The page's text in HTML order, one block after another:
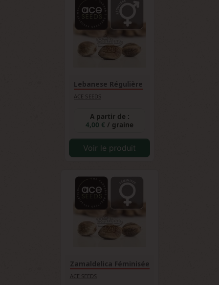
Lebanese Régulière
ACE SEEDS
A partir de :
4,00 € / graine
Voir le produit
Zamaldelica Féminisée
ACE SEEDS